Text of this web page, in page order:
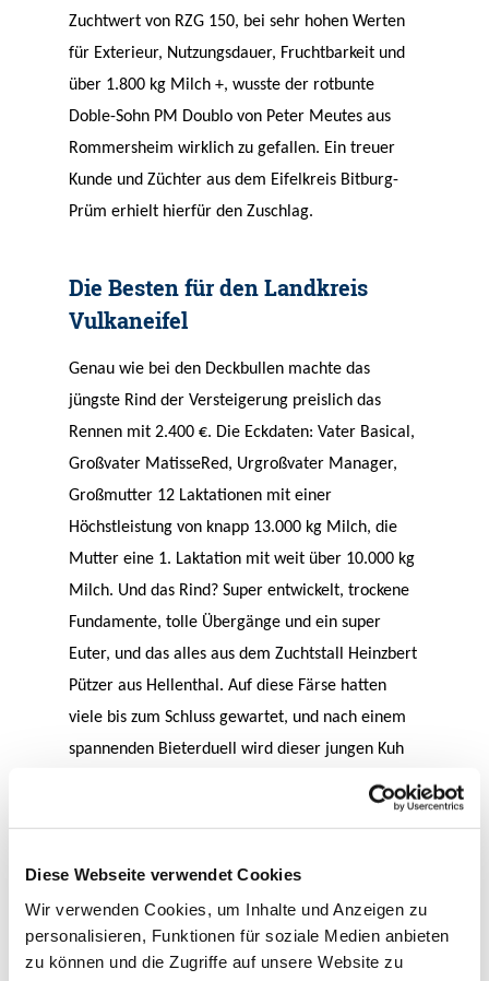
Diese Webseite verwendet Cookies
Wir verwenden Cookies, um Inhalte und Anzeigen zu
personalisieren, Funktionen für soziale Medien anbieten
zu können und die Zugriffe auf unsere Website zu
Zuchtwert von RZG 150, bei sehr hohen Werten
für Exterieur, Nutzungsdauer, Fruchtbarkeit und
über 1.800 kg Milch +, wusste der rotbunte
Doble-Sohn PM Doublo von Peter Meutes aus
Rommersheim wirklich zu gefallen. Ein treuer
Kunde und Züchter aus dem Eifelkreis Bitburg-
Prüm erhielt hierfür den Zuschlag.
Die Besten für den Landkreis
Vulkaneifel
Genau wie bei den Deckbullen machte das
jüngste Rind der Versteigerung preislich das
Rennen mit 2.400 €. Die Eckdaten: Vater Basical,
Großvater MatisseRed, Urgroßvater Manager,
Großmutter 12 Laktationen mit einer
Höchstleistung von knapp 13.000 kg Milch, die
Mutter eine 1. Laktation mit weit über 10.000 kg
Milch. Und das Rind? Super entwickelt, trockene
Fundamente, tolle Übergänge und ein super
Euter, und das alles aus dem Zuchtstall Heinzbert
Pützer aus Hellenthal. Auf diese Färse hatten
viele bis zum Schluss gewartet, und nach einem
spannenden Bieterduell wird dieser jungen Kuh
ein langes Leben, bei einem engagierten jungen
Kühe treten immer wieder positiv in Erscheinung.
So auch die ganz bekannte Bullenmutter Maya P
von Asterix aus dem Stall von Werner Nohner aus
Sassen. Die Mutter des Verkaufsrindes ist eine